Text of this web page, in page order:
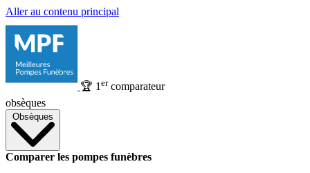
Aller au contenu principal
🏆 1 ercomparateur
obsèques
Obsèques
Comparer les pompes funèbres